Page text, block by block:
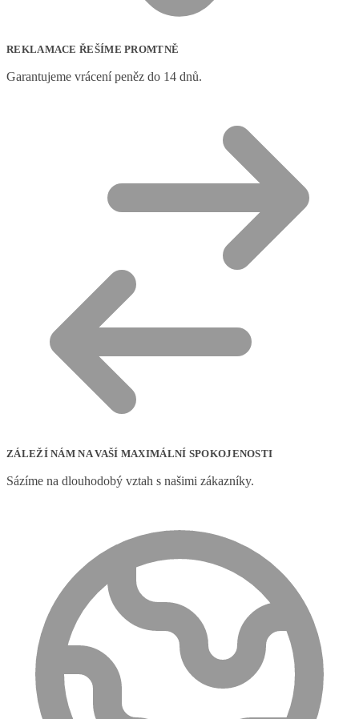
REKLAMACE ŘEŠÍME PROMTNĚ
Garantujeme vrácení peněz do 14 dnů.
ZÁLEŽÍ NÁM NA VAŠÍ MAXIMÁLNÍ SPOKOJENOSTI
Sázíme na dlouhodobý vztah s našimi zákazníky.